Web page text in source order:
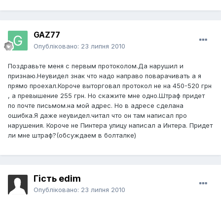
GAZ77
Опубліковано: 23 липня 2010
Поздравьте меня с первым протоколом.Да нарушил и
признаю.Неувидел знак что надо направо поварачивать а я
прямо проехал.Короче выторговал протокол не на 450-520 грн
, а превышение 255 грн. Но скажите мне одно.Штраф придет
по почте письмом.на мой адрес. Но в адресе сделана
ошибка.Я даже неувидел.читал что он там написал про
нарушения. Короче не Пинтера улицу написал а Интера. Придет
ли мне штраф?(обсуждаем в болталке)
Гість edim
Опубліковано: 23 липня 2010